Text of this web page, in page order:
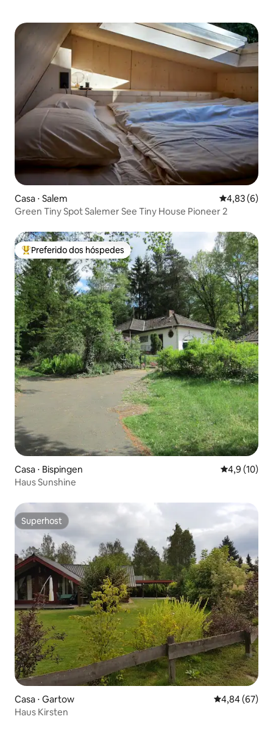
Casa ⋅ Salem 4,83 de uma
4,83 (6)
Green Tiny Spot Salemer See Tiny House Pioneer 2
Entre os melhores preferidos dos hóspedes
Preferido dos hóspedes
Casa ⋅ Bispingen 4,9 de uma
4,9 (10)
Haus Sunshine
Superhost
Superhost
Casa ⋅ Gartow 4,84 de uma
4,84 (67)
Haus Kirsten